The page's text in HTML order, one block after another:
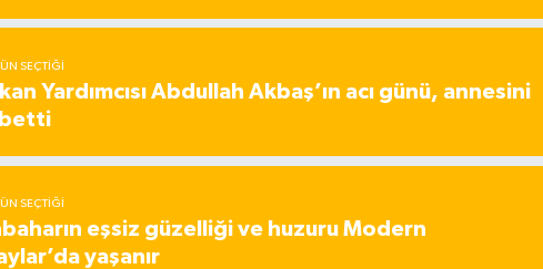
SEÇTIĞI
Yardımcısı Abdullah Akbaş’ın acı günü, annesini
SEÇTIĞI
eşsiz güzelliği ve huzuru Modern
yaşanır